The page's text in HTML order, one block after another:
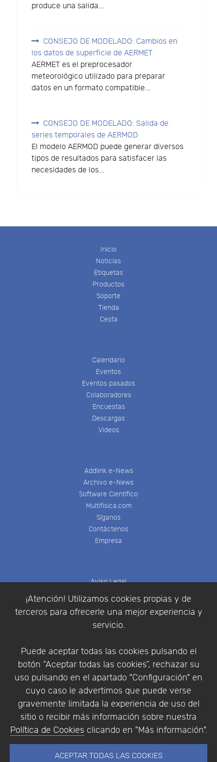
¡Atención! Utilizamos cookies propias y de
terceros para ofrecerle una mejor experiencia y
servicio.
Puede aceptar todas las cookies pulsando el
botón “Aceptar todas las cookies”, rechazar su
uso pulsando en el apartado "Configuración" en
cuyo caso le advertimos que puede verse
gravemente limitada la experiencia de uso del
sitio o recibir más información sobre nuestra
Política de Cookies clicando en "Más información".
ACEPTAR TODAS LAS COOKIES
produce una salida...
CONSEJO DE MODELADO: Cambios en
los datos de superficie de AERMET
AERMET es el preprocesador
meteorológico utilizado para preparar
datos en un formato compatible...
CONSEJO DE MODELADO: Salida de
series temporales de AERMOD
El modelo AERMOD puede generar diversos
tipos de resultados para satisfacer las
necesidades de los...
Inicio
Noticias
Etiquetas
Productos
Soporte
Tienda
Cesta
Calendario
Eventos
Eventos pasados
Colaboradores
Encuestas
Descargas
Videos
Addlink e-News
Archivo e-News
Software Científico
Multifisica.com
Síganos
Contáctenos
Empresa
Aviso Legal
Condiciones de compra
Identificarse
Empresa|Aviso Legal| Política de Privacidad |
Política de Cookies
© Copyright 1994 - 2026. Addlink Software
Científico, S.L.